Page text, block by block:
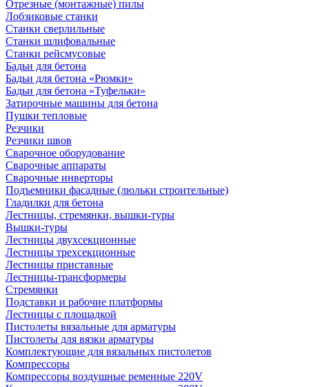
Отрезные (монтажные) пилы
Лобзиковые станки
Станки сверлильные
Станки шлифовальные
Станки рейсмусовые
Бадьи для бетона
Бадьи для бетона «Рюмки»
Бадьи для бетона «Туфельки»
Затирочные машины для бетона
Пушки тепловые
Резчики
Резчики швов
Сварочное оборудование
Сварочные аппараты
Сварочные инверторы
Подъемники фасадные (люльки строительные)
Гладилки для бетона
Лестницы, стремянки, вышки-туры
Вышки-туры
Лестницы двухсекционные
Лестницы трехсекционные
Лестницы приставные
Лестницы-трансформеры
Стремянки
Подставки и рабочие платформы
Лестницы с площадкой
Пистолеты вязальные для арматуры
Пистолеты для вязки арматуры
Комплектующие для вязальных пистолетов
Компрессоры
Компрессоры воздушные ременные 220V